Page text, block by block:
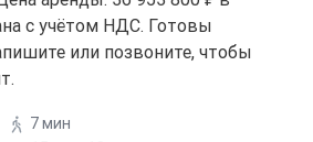
с учётом НДС. Готовы
или позвоните, чтобы
7 мин